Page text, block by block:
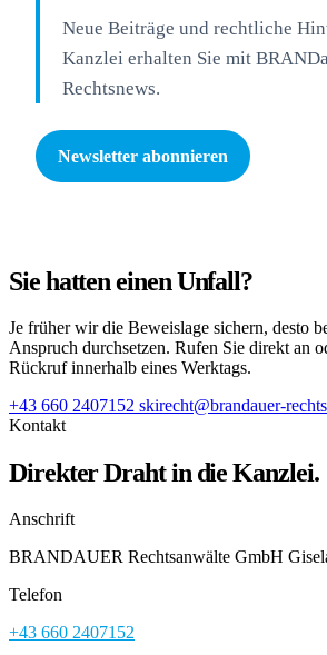
Neue Beiträge und rechtliche
Kanzlei erhalten Sie mit
Rechtsnews.
Newsletter abonnieren
Sie hatten einen Unfall?
Je früher wir die Beweislage sichern, desto
Anspruch durchsetzen. Rufen Sie direkt an
Rückruf innerhalb eines Werktags.
+43 660 2407152 skirecht@brandauer-
Kontakt
Direkter Draht in die Kanzlei.
Anschrift
BRANDAUER Rechtsanwälte GmbH
Telefon
+43 660 2407152